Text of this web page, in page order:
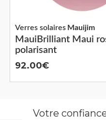
MauiBrilliant Maui
polarisant
Verres solaires Mauijim
92.00
Votre